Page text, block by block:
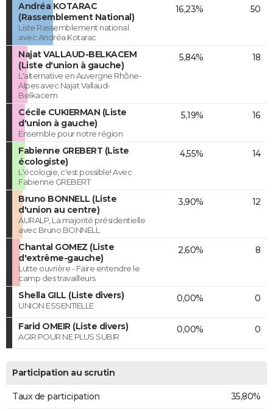
Andréa KOTARAC
(Rassemblement National)
Liste Rassemblement national
avec Andréa Kotarac
16,23% 50
Najat VALLAUD-BELKACEM
(Liste d'union à gauche)
L'alternative en Auvergne Rhône-
Alpes avec Najat Vallaud-
Belkacem
5,84% 18
Cécile CUKIERMAN (Liste
d'union à gauche)
Ensemble pour notre région
5,19% 16
Fabienne GREBERT (Liste
écologiste)
L'écologie, c'est possible! Avec
Fabienne GREBERT
4,55% 14
Bruno BONNELL (Liste
d'union au centre)
AURALP, La majorité présidentielle
avec Bruno BONNELL
3,90% 12
Chantal GOMEZ (Liste
d'extrême-gauche)
Lutte ouvrière - Faire entendre le
camp des travailleurs
2,60% 8
Shella GILL (Liste divers)
UNION ESSENTIELLE
0,00% 0
Farid OMEIR (Liste divers)
AGIR POUR NE PLUS SUBIR
0,00% 0
Participation au scrutin
Taux de participation 35,80%